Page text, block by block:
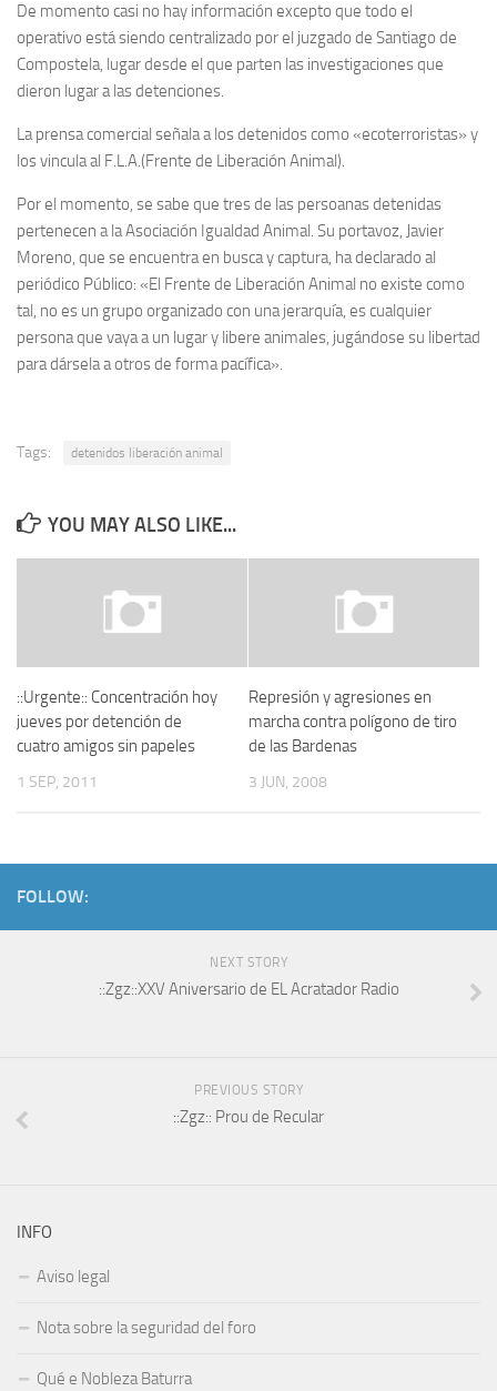
De momento casi no hay información excepto que todo el
operativo está siendo centralizado por el juzgado de Santiago de
Compostela, lugar desde el que parten las investigaciones que
dieron lugar a las detenciones.
La prensa comercial señala a los detenidos como «ecoterroristas» y
los vincula al F.L.A.(Frente de Liberación Animal).
Por el momento, se sabe que tres de las persoanas detenidas
pertenecen a la Asociación Igualdad Animal. Su portavoz, Javier
Moreno, que se encuentra en busca y captura, ha declarado al
periódico Público: «El Frente de Liberación Animal no existe como
tal, no es un grupo organizado con una jerarquía, es cualquier
persona que vaya a un lugar y libere animales, jugándose su libertad
para dársela a otros de forma pacífica».
Tags: detenidos liberación animal
YOU MAY ALSO LIKE...
::Urgente:: Concentración hoy
jueves por detención de
cuatro amigos sin papeles
1 SEP, 2011
Represión y agresiones en
marcha contra polígono de tiro
de las Bardenas
3 JUN, 2008
FOLLOW:
NEXT STORY
::Zgz::XXV Aniversario de EL Acratador Radio
PREVIOUS STORY
::Zgz:: Prou de Recular
INFO
Aviso legal
Nota sobre la seguridad del foro
Qué e Nobleza Baturra